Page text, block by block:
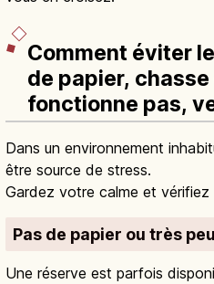
Comment éviter
de papier,
fonctionne pas,
Dans un environnement
être source de stress.
Gardez votre calme et vérifiez
Pas de papier ou très peu
Une réserve est parfois